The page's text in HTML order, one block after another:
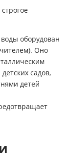
оборудован
Оно
садов,
детей